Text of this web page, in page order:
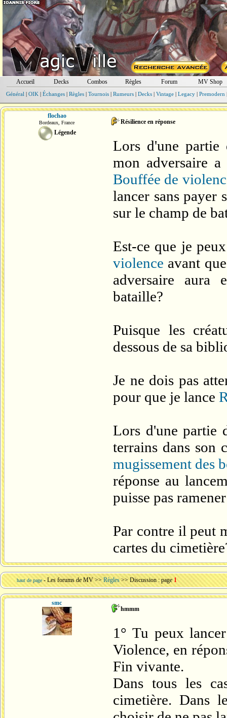
Accueil Decks Combos Règles Forum MV Shop
Général | OIK | Échanges| Règles| Tournois| Rumeurs| Decks| Vintage| Legacy| Premodern
flochao
Bordeaux, France
Légende
Résilience en réponse
Lors d'une
mon adversaire
Bouffée de
lancer sans payer
sur le champ de
Est-ce que je
violence avant
adversaire aura
bataille?
Puisque les
dessous de sa
Je ne dois pas
pour que je lance
Lors d'une partie
terrains dans son
mugissement des
réponse au
puisse pas
Par contre il peut
cartes du
haut de page -Les forums de MV>>Règles>> Discussion : page1
smc
hmmm
1° Tu peux
Violence, en
Fin vivante.
Dans tous les
cimetière. Dans